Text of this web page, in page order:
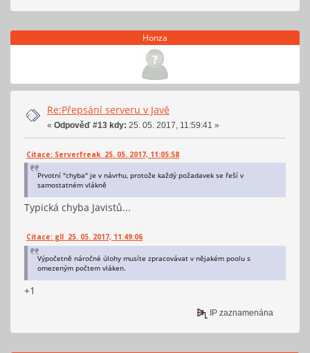
Honza
Re:Přepsání serveru v Javě
« Odpověď #13 kdy: 25. 05. 2017, 11:59:41 »
Citace: Serverfreak 25. 05. 2017, 11:05:58
Prvotní "chyba" je v návrhu, protože každý požadavek se řeší v
samostatném vlákně
Typická chyba Javistů...
Citace: gll 25. 05. 2017, 11:49:06
Výpočetně náročné úlohy musíte zpracovávat v nějakém poolu s
omezeným počtem vláken.
+1
IP zaznamenána